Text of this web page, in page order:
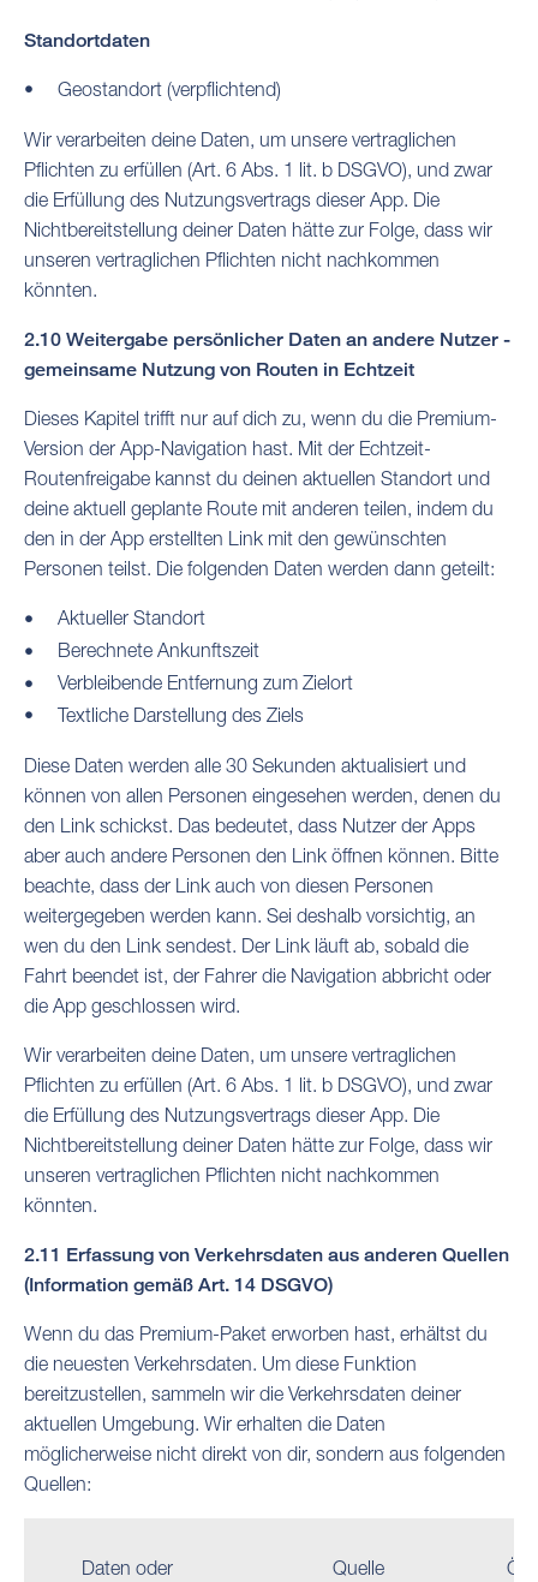
Standortdaten
Geostandort (verpflichtend)
Wir verarbeiten deine Daten, um unsere vertraglichen
Pflichten zu erfüllen (Art. 6 Abs. 1 lit. b DSGVO), und zwar
die Erfüllung des Nutzungsvertrags dieser App. Die
Nichtbereitstellung deiner Daten hätte zur Folge, dass wir
unseren vertraglichen Pflichten nicht nachkommen
könnten.
2.10 Weitergabe persönlicher Daten an andere Nutzer -
gemeinsame Nutzung von Routen in Echtzeit
Dieses Kapitel trifft nur auf dich zu, wenn du die Premium-
Version der App-Navigation hast. Mit der Echtzeit-
Routenfreigabe kannst du deinen aktuellen Standort und
deine aktuell geplante Route mit anderen teilen, indem du
den in der App erstellten Link mit den gewünschten
Personen teilst. Die folgenden Daten werden dann geteilt:
Aktueller Standort
Berechnete Ankunftszeit
Verbleibende Entfernung zum Zielort
Textliche Darstellung des Ziels
Diese Daten werden alle 30 Sekunden aktualisiert und
können von allen Personen eingesehen werden, denen du
den Link schickst. Das bedeutet, dass Nutzer der Apps
aber auch andere Personen den Link öffnen können. Bitte
beachte, dass der Link auch von diesen Personen
weitergegeben werden kann. Sei deshalb vorsichtig, an
wen du den Link sendest. Der Link läuft ab, sobald die
Fahrt beendet ist, der Fahrer die Navigation abbricht oder
die App geschlossen wird.
Wir verarbeiten deine Daten, um unsere vertraglichen
Pflichten zu erfüllen (Art. 6 Abs. 1 lit. b DSGVO), und zwar
die Erfüllung des Nutzungsvertrags dieser App. Die
Nichtbereitstellung deiner Daten hätte zur Folge, dass wir
unseren vertraglichen Pflichten nicht nachkommen
könnten.
2.11 Erfassung von Verkehrsdaten aus anderen Quellen
(Information gemäß Art. 14 DSGVO)
Wenn du das Premium-Paket erworben hast, erhältst du
die neuesten Verkehrsdaten. Um diese Funktion
bereitzustellen, sammeln wir die Verkehrsdaten deiner
aktuellen Umgebung. Wir erhalten die Daten
möglicherweise nicht direkt von dir, sondern aus folgenden
Quellen:
Daten oder Quelle